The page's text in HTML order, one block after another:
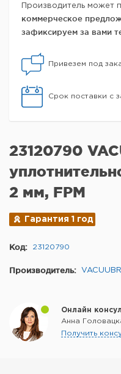
Производитель может
коммерческое
зафиксируем за вами
Привезем под
Срок поставки с
23120790
2 мм, FPM
Гарантия 1 год
Код: 23120790
Производитель:
Онлайн
Анна
Получить